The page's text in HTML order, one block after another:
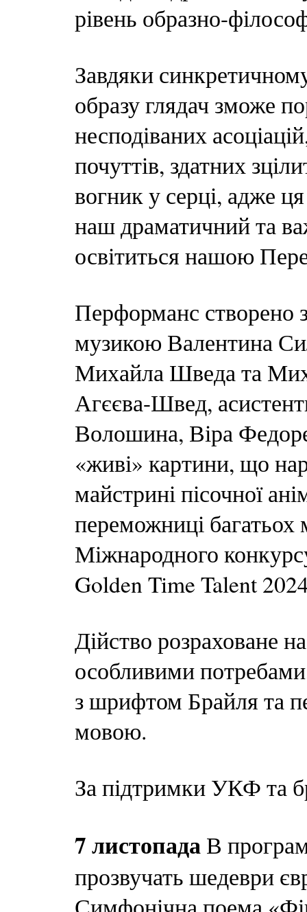
рівень образно-
Завдяки
образу глядач зможе
несподіваних
почуттів, здатних
вогник у серці, адже
наш драматичний та
освітиться нашою
Перформанс створено
музикою Валентина
Михайла Шведа та
Агєєва-Швед,
Волошина, Віра
«живі» картини, що
майстрині пісочної
переможниці багатьох
Міжнародного
Golden Time Talent
Дійство розраховане
особливими
з шрифтом Брайля та
мовою.
За підтримки УКФ та
7 листопада В
прозвучать шедеври